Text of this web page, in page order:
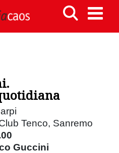
Tenco, Sanremo
Guccini